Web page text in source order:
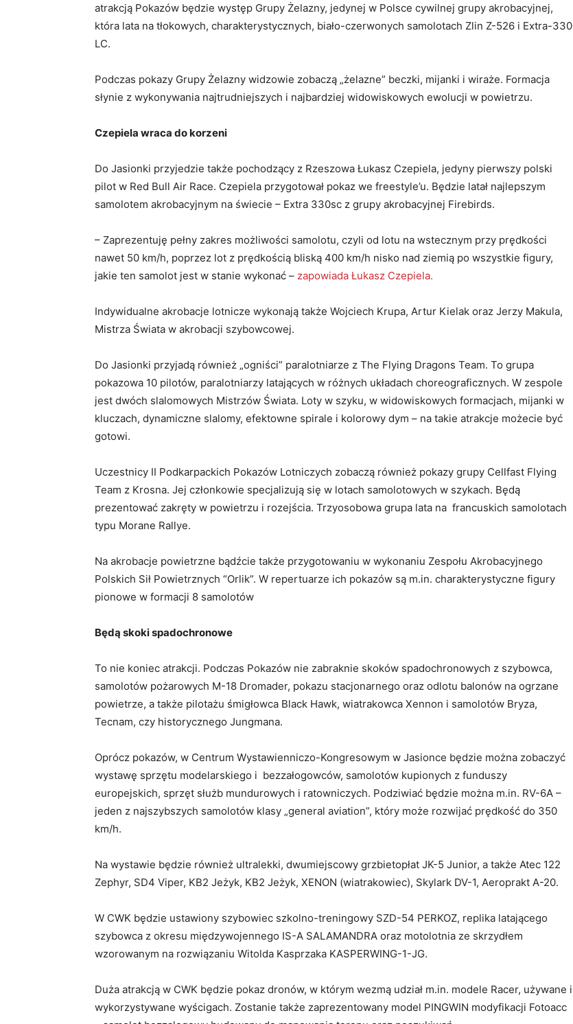
atrakcją Pokazów będzie występ Grupy Żelazny, jedynej w Polsce cywilnej grupy akrobacyjnej,
która lata na tłokowych, charakterystycznych, biało-czerwonych samolotach Zlin Z-526 i Extra-330
LC.
Podczas pokazy Grupy Żelazny widzowie zobaczą „żelazne” beczki, mijanki i wiraże. Formacja
słynie z wykonywania najtrudniejszych i najbardziej widowiskowych ewolucji w powietrzu.
Czepiela wraca do korzeni
Do Jasionki przyjedzie także pochodzący z Rzeszowa Łukasz Czepiela, jedyny pierwszy polski
pilot w Red Bull Air Race. Czepiela przygotował pokaz we freestyle’u. Będzie latał najlepszym
samolotem akrobacyjnym na świecie – Extra 330sc z grupy akrobacyjnej Firebirds.
– Zaprezentuję pełny zakres możliwości samolotu, czyli od lotu na wstecznym przy prędkości
nawet 50 km/h, poprzez lot z prędkością bliską 400 km/h nisko nad ziemią po wszystkie figury,
jakie ten samolot jest w stanie wykonać – zapowiada Łukasz Czepiela.
Indywidualne akrobacje lotnicze wykonają także Wojciech Krupa, Artur Kielak oraz Jerzy Makula,
Mistrza Świata w akrobacji szybowcowej.
Do Jasionki przyjadą również „ogniści” paralotniarze z The Flying Dragons Team. To grupa
pokazowa 10 pilotów, paralotniarzy latających w różnych układach choreograficznych. W zespole
jest dwóch slalomowych Mistrzów Świata. Loty w szyku, w widowiskowych formacjach, mijanki w
kluczach, dynamiczne slalomy, efektowne spirale i kolorowy dym – na takie atrakcje możecie być
gotowi.
Uczestnicy II Podkarpackich Pokazów Lotniczych zobaczą również pokazy grupy Cellfast Flying
Team z Krosna. Jej członkowie specjalizują się w lotach samolotowych w szykach. Będą
prezentować zakręty w powietrzu i rozejścia. Trzyosobowa grupa lata na francuskich samolotach
typu Morane Rallye.
Na akrobacje powietrzne bądźcie także przygotowaniu w wykonaniu Zespołu Akrobacyjnego
Polskich Sił Powietrznych “Orlik”. W repertuarze ich pokazów są m.in. charakterystyczne figury
pionowe w formacji 8 samolotów
Będą skoki spadochronowe
To nie koniec atrakcji. Podczas Pokazów nie zabraknie skoków spadochronowych z szybowca,
samolotów pożarowych M-18 Dromader, pokazu stacjonarnego oraz odlotu balonów na ogrzane
powietrze, a także pilotażu śmigłowca Black Hawk, wiatrakowca Xennon i samolotów Bryza,
Tecnam, czy historycznego Jungmana.
Oprócz pokazów, w Centrum Wystawienniczo-Kongresowym w Jasionce będzie można zobaczyć
wystawę sprzętu modelarskiego i bezzałogowców, samolotów kupionych z funduszy
europejskich, sprzęt służb mundurowych i ratowniczych. Podziwiać będzie można m.in. RV-6A –
jeden z najszybszych samolotów klasy „general aviation”, który może rozwijać prędkość do 350
km/h.
Na wystawie będzie również ultralekki, dwumiejscowy grzbietopłat JK-5 Junior, a także Atec 122
Zephyr, SD4 Viper, KB2 Jeżyk, KB2 Jeżyk, XENON (wiatrakowiec), Skylark DV-1, Aeroprakt A-20.
W CWK będzie ustawiony szybowiec szkolno-treningowy SZD-54 PERKOZ, replika latającego
szybowca z okresu międzywojennego IS-A SALAMANDRA oraz motolotnia ze skrzydłem
wzorowanym na rozwiązaniu Witolda Kasprzaka KASPERWING-1-JG.
Duża atrakcją w CWK będzie pokaz dronów, w którym wezmą udział m.in. modele Racer, używane i
wykorzystywane wyścigach. Zostanie także zaprezentowany model PINGWIN modyfikacji Fotoacc